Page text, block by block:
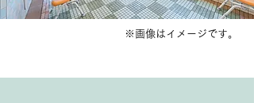
​※画像はイメージです。